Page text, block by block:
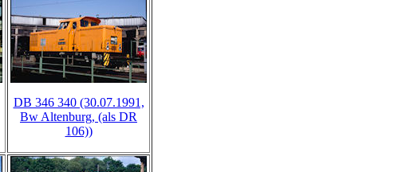
DB 346 340 (30.07.1991,
Bw Altenburg, (als DR
106))